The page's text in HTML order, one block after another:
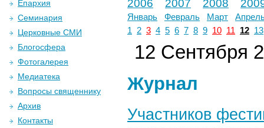
2006 2007 2008
Январь Февраль Март
1
2 3 4 5 6 7 8 9 10 11 12 13
12 Сентября
Журнал
Участников
Епархия
Семинария
Церковные СМИ
Блогосфера
Фотогалерея
Медиатека
Вопросы священнику
Архив
Контакты